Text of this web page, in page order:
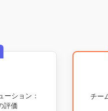
ション：
評価
チー